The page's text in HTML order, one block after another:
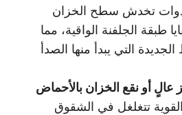
تخدش سطح الخزان
طبقة الجلفنة الواقية، مما
التي يبدأ منها الصدأ
أو نقع الخزان بالأحماض
تتغلغل في الشقوق